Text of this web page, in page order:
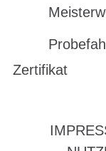
Zertifikat